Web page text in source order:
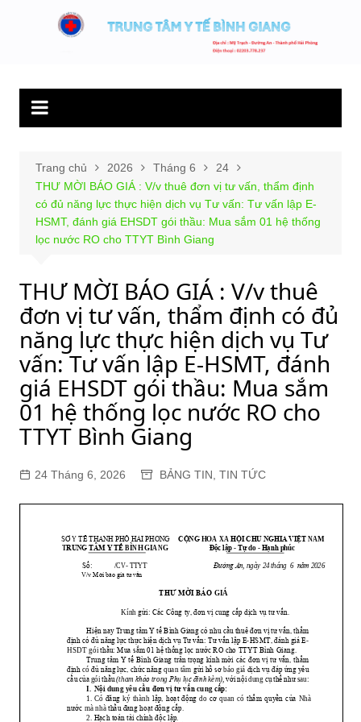
dung
Trung tâm y tế
Hết lòng phục vụ người bệnh và sức khỏe cộng đồng.
Trang chủ 2026 Tháng 6
24
THƯ MỜI BÁO GIÁ : V/v thuê đơn vị tư vấn, thẩm định
có đủ năng lực thực hiện dịch vụ Tư vấn: Tư vấn lập E-
HSMT, đánh giá EHSDT gói thầu: Mua sắm 01 hệ thống
lọc nước RO cho TTYT Bình Giang
THƯ MỜI BÁO GIÁ : V/v thuê
đơn vị tư vấn, thẩm định có đủ
năng lực thực hiện dịch vụ Tư
vấn: Tư vấn lập E-HSMT, đánh
giá EHSDT gói thầu: Mua sắm
01 hệ thống lọc nước RO cho
TTYT Bình Giang
24 Tháng 6, 2026 BẢNG TIN TIN TỨC